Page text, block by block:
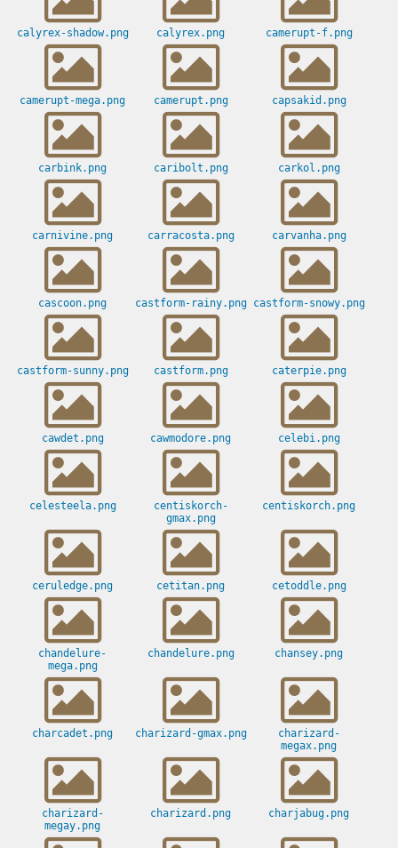
calyrex-shadow.png calyrex.png camerupt-f.png
camerupt-mega.png camerupt.png capsakid.png
carbink.png caribolt.png carkol.png
carnivine.png carracosta.png carvanha.png
cascoon.png castform-rainy.png castform-snowy.png
castform-sunny.png castform.png caterpie.png
cawdet.png cawmodore.png celebi.png
celesteela.png
centiskorch-
gmax.png
centiskorch.png
ceruledge.png cetitan.png cetoddle.png
chandelure-
mega.png
chandelure.png chansey.png
charcadet.png charizard-gmax.png
charizard-
megax.png
charizard-
megay.png
charizard.png charjabug.png